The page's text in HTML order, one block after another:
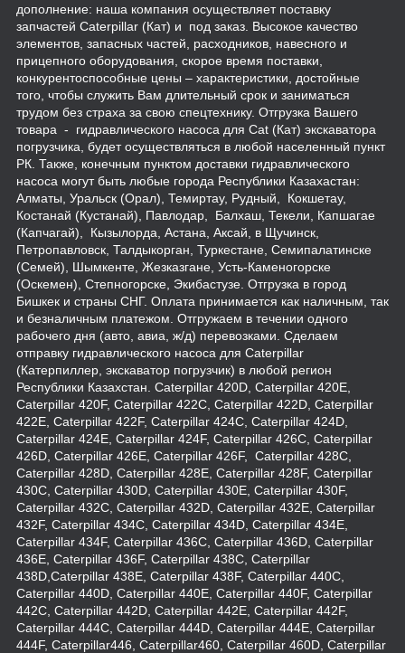
дополнение: наша компания осуществляет поставку
запчастей Caterpillar (Кат) и под заказ. Высокое качество
элементов, запасных частей, расходников, навесного и
прицепного оборудования, скорое время поставки,
конкурентоспособные цены – характеристики, достойные
того, чтобы служить Вам длительный срок и заниматься
трудом без страха за свою спецтехнику. Отгрузка Вашего
товара - гидравлического насоса для Cat (Кат) экскаватора
погрузчика, будет осуществляться в любой населенный пункт
РК. Также, конечным пунктом доставки гидравлического
насоса могут быть любые города Республики Казахастан:
Алматы, Уральск (Орал), Темиртау, Рудный, Кокшетау,
Костанай (Кустанай), Павлодар, Балхаш, Текели, Капшагае
(Капчагай), Кызылорда, Астана, Аксай, в Щучинск,
Петропавловск, Талдыкорган, Туркестане, Семипалатинске
(Семей), Шымкенте, Жезказгане, Усть-Каменогорске
(Оскемен), Степногорске, Экибастузе. Отгрузка в город
Бишкек и страны СНГ. Оплата принимается как наличным, так
и безналичным платежом. Отгружаем в течении одного
рабочего дня (авто, авиа, ж/д) перевозками. Сделаем
отправку гидравлического насоса для Caterpillar
(Катерпиллер, экскаватор погрузчик) в любой регион
Республики Казахстан. Caterpillar 420D, Caterpillar 420E,
Caterpillar 420F, Caterpillar 422C, Caterpillar 422D, Caterpillar
422E, Caterpillar 422F, Caterpillar 424C, Caterpillar 424D,
Caterpillar 424E, Caterpillar 424F, Caterpillar 426C, Caterpillar
426D, Caterpillar 426E, Caterpillar 426F, Caterpillar 428C,
Caterpillar 428D, Caterpillar 428E, Caterpillar 428F, Caterpillar
430C, Caterpillar 430D, Caterpillar 430E, Caterpillar 430F,
Caterpillar 432C, Caterpillar 432D, Caterpillar 432E, Caterpillar
432F, Caterpillar 434C, Caterpillar 434D, Caterpillar 434E,
Caterpillar 434F, Caterpillar 436C, Caterpillar 436D, Caterpillar
436E, Caterpillar 436F, Caterpillar 438C, Caterpillar
438D,Caterpillar 438E, Caterpillar 438F, Caterpillar 440C,
Caterpillar 440D, Caterpillar 440E, Caterpillar 440F, Caterpillar
442C, Caterpillar 442D, Caterpillar 442E, Caterpillar 442F,
Caterpillar 444C, Caterpillar 444D, Caterpillar 444E, Caterpillar
444F, Caterpillar446, Caterpillar460, Caterpillar 460D, Caterpillar